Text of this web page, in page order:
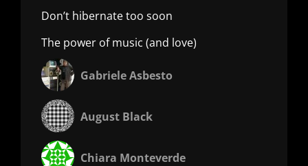
Don’t hibernate too soon
The power of music (and love)
Gabriele Asbesto
August Black
Chiara Monteverde